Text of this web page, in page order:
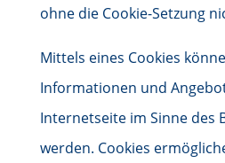
ohne die Cookie-Setzung
Mittels eines Cookies
Informationen und
Internetseite im Sinne des
werden. Cookies